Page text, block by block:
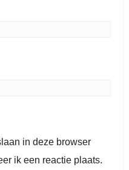
in deze browser
ik een reactie plaats.